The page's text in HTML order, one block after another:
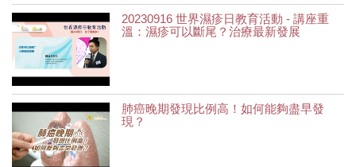
20230916 世界濕疹日教育活動 - 講座重
溫：濕疹可以斷尾？治療最新發展
肺癌晚期發現比例高！如何能夠盡早發
現？